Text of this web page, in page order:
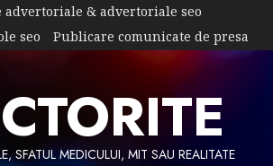
advertoriale & advertoriale seo
seo
Publicare comunicate de presa
SFATUL MEDICULUI, MIT SAU REALITATE